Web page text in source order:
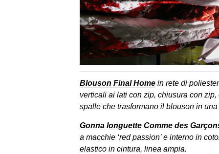
Blouson Final Homein rete di
verticali ai lati con zip, chiusura con
spalle che trasformano il blouson in
Gonna longuette Comme des
a macchie ‘red passion’ e interno in
elastico in cintura, linea ampia.